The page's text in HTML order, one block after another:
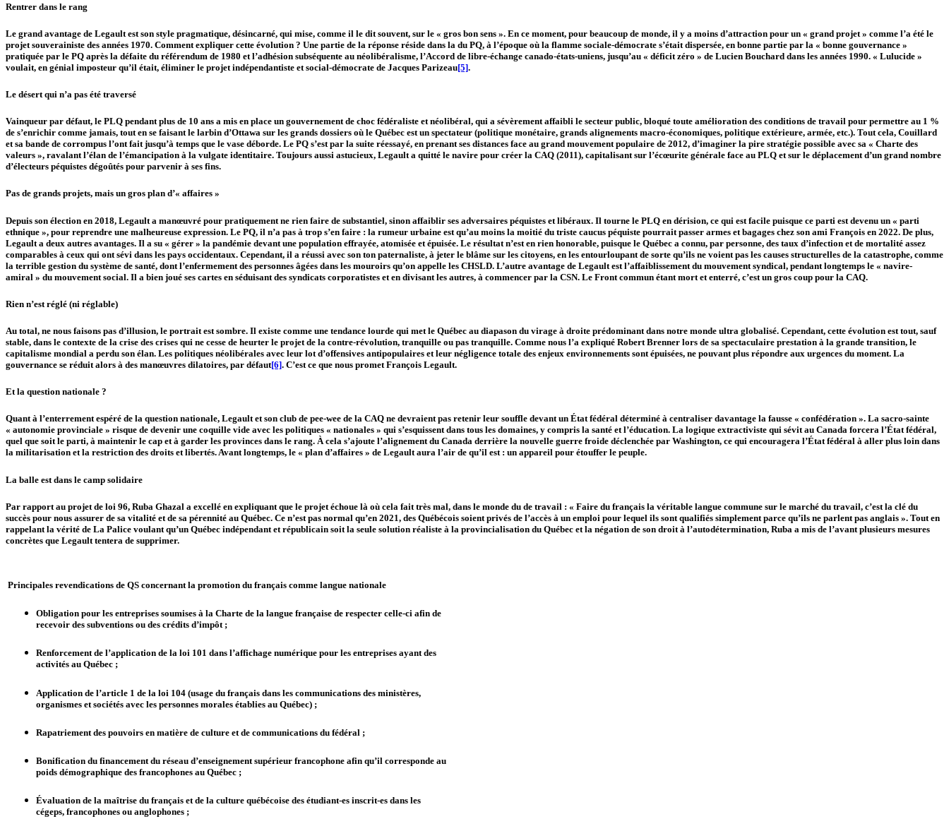
Rentrer dans le rang
Le grand avantage de Legault est son style pragmatique, désincarné, qui mise, comme il le dit souvent, sur le « gros bon sens ». En ce moment, pour beaucoup de monde, il y a moins d’attraction pour un « grand projet » comme l’a été le
projet souverainiste des années 1970. Comment expliquer cette évolution ? Une partie de la réponse réside dans la du PQ, à l’époque où la flamme sociale-démocrate s’était dispersée, en bonne partie par la « bonne gouvernance »
pratiquée par le PQ après la défaite du référendum de 1980 et l’adhésion subséquente au néolibéralisme, l’Accord de libre-échange canado-états-uniens, jusqu’au « déficit zéro » de Lucien Bouchard dans les années 1990. « Lulucide »
voulait, en génial imposteur qu’il était, éliminer le projet indépendantiste et social-démocrate de Jacques Parizeau[5].
Le désert qui n’a pas été traversé
Vainqueur par défaut, le PLQ pendant plus de 10 ans a mis en place un gouvernement de choc fédéraliste et néolibéral, qui a sévèrement affaibli le secteur public, bloqué toute amélioration des conditions de travail pour permettre au 1 %
de s’enrichir comme jamais, tout en se faisant le larbin d’Ottawa sur les grands dossiers où le Québec est un spectateur (politique monétaire, grands alignements macro-économiques, politique extérieure, armée, etc.). Tout cela, Couillard
et sa bande de corrompus l’ont fait jusqu’à temps que le vase déborde. Le PQ s’est par la suite réessayé, en prenant ses distances face au grand mouvement populaire de 2012, d’imaginer la pire stratégie possible avec sa « Charte des
valeurs », ravalant l’élan de l’émancipation à la vulgate identitaire. Toujours aussi astucieux, Legault a quitté le navire pour créer la CAQ (2011), capitalisant sur l’écœurite générale face au PLQ et sur le déplacement d’un grand nombre
d’électeurs péquistes dégoûtés pour parvenir à ses fins.
Pas de grands projets, mais un gros plan d’« affaires »
Depuis son élection en 2018, Legault a manœuvré pour pratiquement ne rien faire de substantiel, sinon affaiblir ses adversaires péquistes et libéraux. Il tourne le PLQ en dérision, ce qui est facile puisque ce parti est devenu un « parti
ethnique », pour reprendre une malheureuse expression. Le PQ, il n’a pas à trop s’en faire : la rumeur urbaine est qu’au moins la moitié du triste caucus péquiste pourrait passer armes et bagages chez son ami François en 2022. De plus,
Legault a deux autres avantages. Il a su « gérer » la pandémie devant une population effrayée, atomisée et épuisée. Le résultat n’est en rien honorable, puisque le Québec a connu, par personne, des taux d’infection et de mortalité assez
comparables à ceux qui ont sévi dans les pays occidentaux. Cependant, il a réussi avec son ton paternaliste, à jeter le blâme sur les citoyens, en les entourloupant de sorte qu’ils ne voient pas les causes structurelles de la catastrophe, comme
la terrible gestion du système de santé, dont l’enfermement des personnes âgées dans les mouroirs qu’on appelle les CHSLD. L’autre avantage de Legault est l’affaiblissement du mouvement syndical, pendant longtemps le « navire-
amiral » du mouvement social. Il a bien joué ses cartes en séduisant des syndicats corporatistes et en divisant les autres, à commencer par la CSN. Le Front commun étant mort et enterré, c’est un gros coup pour la CAQ.
Rien n’est réglé (ni réglable)
Au total, ne nous faisons pas d’illusion, le portrait est sombre. Il existe comme une tendance lourde qui met le Québec au diapason du virage à droite prédominant dans notre monde ultra globalisé. Cependant, cette évolution est tout, sauf
stable, dans le contexte de la crise des crises qui ne cesse de heurter le projet de la contre-révolution, tranquille ou pas tranquille. Comme nous l’a expliqué Robert Brenner lors de sa spectaculaire prestation à la grande transition, le
capitalisme mondial a perdu son élan. Les politiques néolibérales avec leur lot d’offensives antipopulaires et leur négligence totale des enjeux environnements sont épuisées, ne pouvant plus répondre aux urgences du moment. La
gouvernance se réduit alors à des manœuvres dilatoires, par défaut[6]. C’est ce que nous promet François Legault.
Et la question nationale ?
Quant à l’enterrement espéré de la question nationale, Legault et son club de pee-wee de la CAQ ne devraient pas retenir leur souffle devant un État fédéral déterminé à centraliser davantage la fausse « confédération ». La sacro-sainte
« autonomie provinciale » risque de devenir une coquille vide avec les politiques « nationales » qui s’esquissent dans tous les domaines, y compris la santé et l’éducation. La logique extractiviste qui sévit au Canada forcera l’État fédéral,
quel que soit le parti, à maintenir le cap et à garder les provinces dans le rang. À cela s’ajoute l’alignement du Canada derrière la nouvelle guerre froide déclenchée par Washington, ce qui encouragera l’État fédéral à aller plus loin dans
la militarisation et la restriction des droits et libertés. Avant longtemps, le « plan d’affaires » de Legault aura l’air de qu’il est : un appareil pour étouffer le peuple.
La balle est dans le camp solidaire
Par rapport au projet de loi 96, Ruba Ghazal a excellé en expliquant que le projet échoue là où cela fait très mal, dans le monde du de travail : « Faire du français la véritable langue commune sur le marché du travail, c’est la clé du
succès pour nous assurer de sa vitalité et de sa pérennité au Québec. Ce n’est pas normal qu’en 2021, des Québécois soient privés de l’accès à un emploi pour lequel ils sont qualifiés simplement parce qu’ils ne parlent pas anglais ». Tout en
rappelant la vérité de La Palice voulant qu’un Québec indépendant et républicain soit la seule solution réaliste à la provincialisation du Québec et la négation de son droit à l’autodétermination, Ruba a mis de l’avant plusieurs mesures
concrètes que Legault tentera de supprimer.
Principales revendications de QS concernant la promotion du français comme langue nationale
Obligation pour les entreprises soumises à la Charte de la langue française de respecter celle-ci afin de
recevoir des subventions ou des crédits d’impôt ;
Renforcement de l’application de la loi 101 dans l’affichage numérique pour les entreprises ayant des
activités au Québec ;
Application de l’article 1 de la loi 104 (usage du français dans les communications des ministères,
organismes et sociétés avec les personnes morales établies au Québec) ;
Rapatriement des pouvoirs en matière de culture et de communications du fédéral ;
Bonification du financement du réseau d’enseignement supérieur francophone afin qu’il corresponde au
poids démographique des francophones au Québec ;
Évaluation de la maîtrise du français et de la culture québécoise des étudiant-es inscrit-es dans les
cégeps, francophones ou anglophones ;